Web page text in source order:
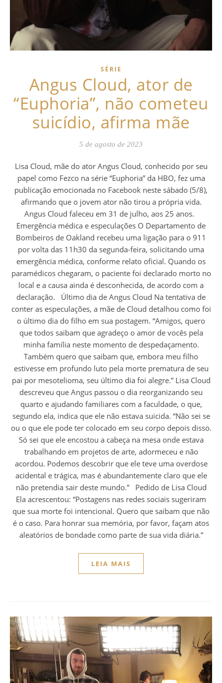
SÉRIE
Angus Cloud, ator de
“Euphoria”, não cometeu
suicídio, afirma mãe
5 de agosto de 2023
Lisa Cloud, mãe do ator Angus Cloud, conhecido por seu
papel como Fezco na série “Euphoria” da HBO, fez uma
publicação emocionada no Facebook neste sábado (5/8),
afirmando que o jovem ator não tirou a própria vida.
Angus Cloud faleceu em 31 de julho, aos 25 anos.
Emergência médica e especulações O Departamento de
Bombeiros de Oakland recebeu uma ligação para o 911
por volta das 11h30 da segunda-feira, solicitando uma
emergência médica, conforme relato oficial. Quando os
paramédicos chegaram, o paciente foi declarado morto no
local e a causa ainda é desconhecida, de acordo com a
declaração. Último dia de Angus Cloud Na tentativa de
conter as especulações, a mãe de Cloud detalhou como foi
o último dia do filho em sua postagem. “Amigos, quero
que todos saibam que agradeço o amor de vocês pela
minha família neste momento de despedaçamento.
Também quero que saibam que, embora meu filho
estivesse em profundo luto pela morte prematura de seu
pai por mesotelioma, seu último dia foi alegre.” Lisa Cloud
descreveu que Angus passou o dia reorganizando seu
quarto e ajudando familiares com a faculdade, o que,
segundo ela, indica que ele não estava suicida. “Não sei se
ou o que ele pode ter colocado em seu corpo depois disso.
Só sei que ele encostou a cabeça na mesa onde estava
trabalhando em projetos de arte, adormeceu e não
acordou. Podemos descobrir que ele teve uma overdose
acidental e trágica, mas é abundantemente claro que ele
não pretendia sair deste mundo.” Pedido de Lisa Cloud
Ela acrescentou: “Postagens nas redes sociais sugeriram
que sua morte foi intencional. Quero que saibam que não
é o caso. Para honrar sua memória, por favor, façam atos
aleatórios de bondade como parte de sua vida diária.”
LEIA MAIS